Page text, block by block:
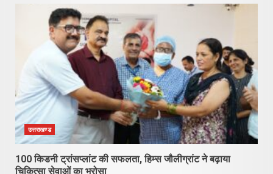
उत्तराखण्ड
100 किडनी ट्रांसप्लांट की सफलता, हिम्स जौलीग्रांट ने बढ़ाया
चिकित्सा सेवाओं का भरोसा